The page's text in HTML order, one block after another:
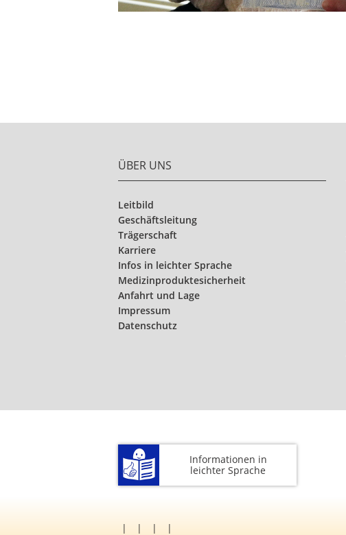
ÜBER UNS
Leitbild
Geschäftsleitung
Trägerschaft
Karriere
Infos in leichter Sprache
Medizinproduktesicherheit
Anfahrt und Lage
Impressum
Datenschutz
Informationen in
leichter Sprache
| | | |